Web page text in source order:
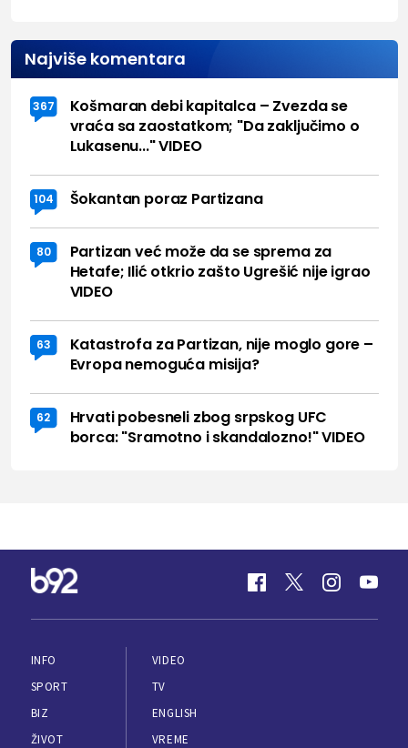
Najviše komentara
367
Košmaran debi kapitalca – Zvezda se
vraća sa zaostatkom; "Da zaključimo o
Lukasenu..." VIDEO
104 Šokantan poraz Partizana
80
Partizan već može da se sprema za
Hetafe; Ilić otkrio zašto Ugrešić nije igrao
VIDEO
63
Katastrofa za Partizan, nije moglo gore –
Evropa nemoguća misija?
62
Hrvati pobesneli zbog srpskog UFC
borca: "Sramotno i skandalozno!" VIDEO
INFO
SPORT
BIZ
ŽIVOT
VIDEO
TV
ENGLISH
VREME